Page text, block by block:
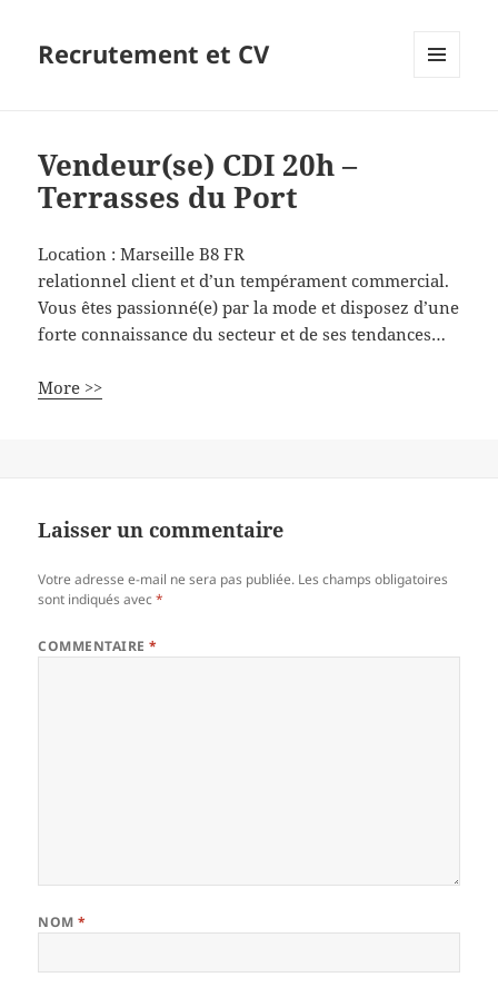
Recrutement et CV
Vendeur(se) CDI 20h –
Terrasses du Port
Location :Marseille B8 FR
relationnel client et d’un tempérament commercial.
Vous êtes passionné(e) par la mode et disposez d’une
forte connaissance du secteur et de ses tendances…
More >>
Laisser un commentaire
Votre adresse e-mail ne sera pas publiée. Les champs obligatoires
sont indiqués avec*
COMMENTAIRE*
NOM*